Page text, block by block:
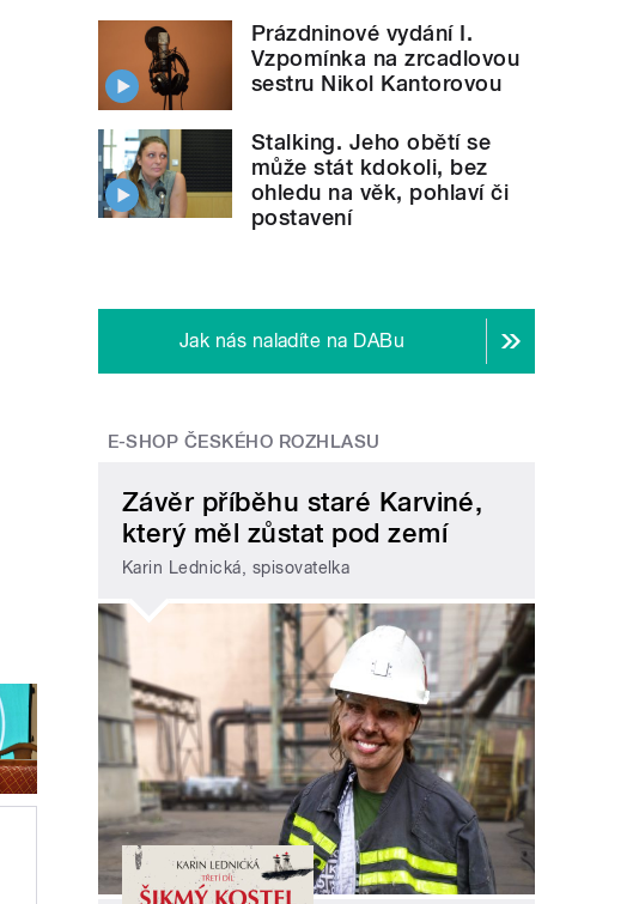
Prázdninové vydání I.
Vzpomínka na zrcadlovou
sestru Nikol Kantorovou
Stalking. Jeho obětí se
může stát kdokoli, bez
ohledu na věk, pohlaví či
postavení
Jak nás naladíte na DABu
E-SHOP ČESKÉHO ROZHLASU
Závěr příběhu staré Karviné,
který měl zůstat pod zemí
Karin Lednická, spisovatelka